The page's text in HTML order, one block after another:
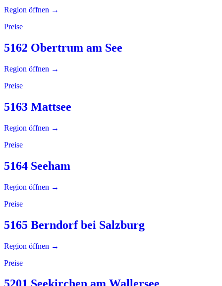
Region öffnen →
Preise
5162 Obertrum am See
Region öffnen →
Preise
5163 Mattsee
Region öffnen →
Preise
5164 Seeham
Region öffnen →
Preise
5165 Berndorf bei Salzburg
Region öffnen →
Preise